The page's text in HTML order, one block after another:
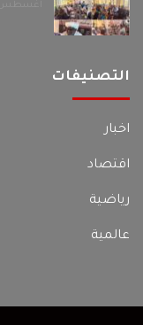
التصنيفات
اخبار
اقتصاد
رياضية
عالمية